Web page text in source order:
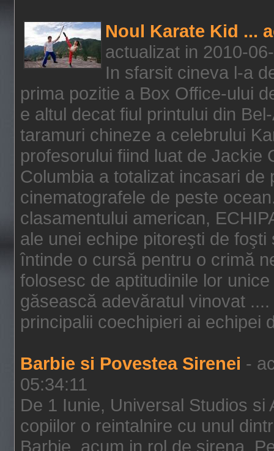
Noul Karate Kid ...
actualizat in 2010-
In sfarsit cineva l-a
prima pozitie a Box Office-ului
e altul decat fiul printului din
taramuri chineze a celebrului
profesorului fiind luat de Jackie
Columbia a totalizat incasari
cinematografele de peste
clasamentului american,
ale unei echipe pitoreşti de
întinde o cursă pentru o crimă
folosesc de aptitudinile lor
găsească adevăratul vinovat
principalii coechipieri ai echipei
Barbie si Povestea Sirenei -
05:34:11
De 1 Iunie, Universal Studios si
copiilor o reintalnire cu unul
Barbie, acum in rol de sirena.